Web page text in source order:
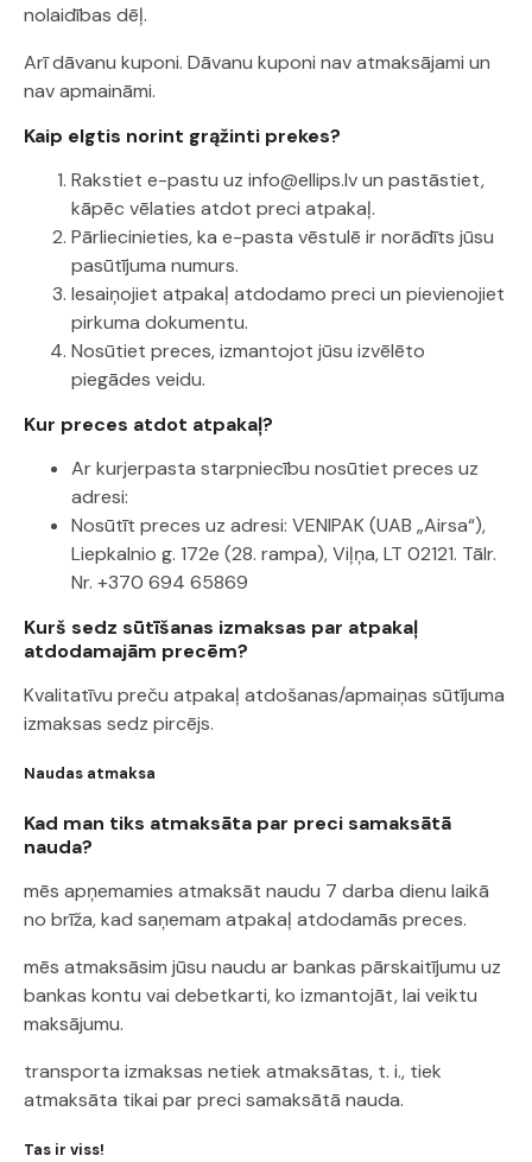
nolaidības dēļ.
Arī dāvanu kuponi. Dāvanu kuponi nav atmaksājami un
nav apmaināmi.
Kaip elgtis norint grąžinti prekes?
Rakstiet e-pastu uz info@ellips.lv un pastāstiet,
kāpēc vēlaties atdot preci atpakaļ.
Pārliecinieties, ka e-pasta vēstulē ir norādīts jūsu
pasūtījuma numurs.
Iesaiņojiet atpakaļ atdodamo preci un pievienojiet
pirkuma dokumentu.
Nosūtiet preces, izmantojot jūsu izvēlēto
piegādes veidu.
Kur preces atdot atpakaļ?
Ar kurjerpasta starpniecību nosūtiet preces uz
adresi:
Nosūtīt preces uz adresi: VENIPAK (UAB „Airsa“),
Liepkalnio g. 172e (28. rampa), Viļņa, LT 02121. Tālr.
Nr. +370 694 65869
Kurš sedz sūtīšanas izmaksas par atpakaļ
atdodamajām precēm?
Kvalitatīvu preču atpakaļ atdošanas/apmaiņas sūtījuma
izmaksas sedz pircējs.
Naudas atmaksa
Kad man tiks atmaksāta par preci samaksātā
nauda?
mēs apņemamies atmaksāt naudu 7 darba dienu laikā
no brīža, kad saņemam atpakaļ atdodamās preces.
mēs atmaksāsim jūsu naudu ar bankas pārskaitījumu uz
bankas kontu vai debetkarti, ko izmantojāt, lai veiktu
maksājumu.
transporta izmaksas netiek atmaksātas, t. i., tiek
atmaksāta tikai par preci samaksātā nauda.
Tas ir viss!